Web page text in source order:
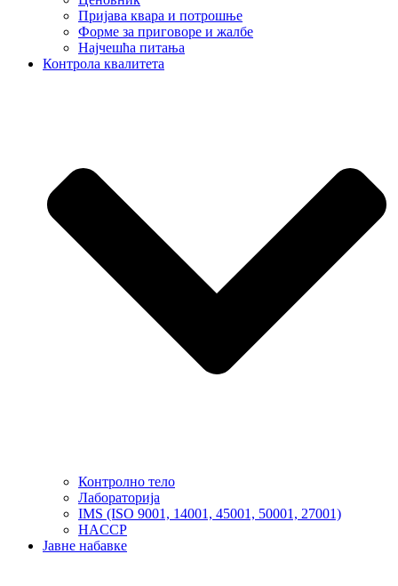
Пријава квара и потрошње
Форме за приговоре и жалбе
Најчешћа питања
Контрола квалитета
Контролно тело
Лабораторија
IMS (ISO 9001, 14001, 45001, 50001, 27001)
HACCP
Јавне набавке